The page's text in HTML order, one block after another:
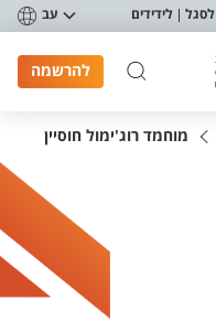
לסגל לידידים עב
להרשמה
מוחמד רוג'ימול חוסיין